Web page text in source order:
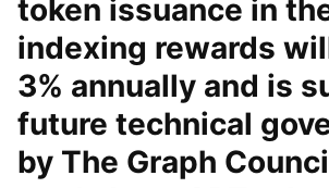
token issuance in
indexing rewards
3% annually and is
future technical
by The Graph